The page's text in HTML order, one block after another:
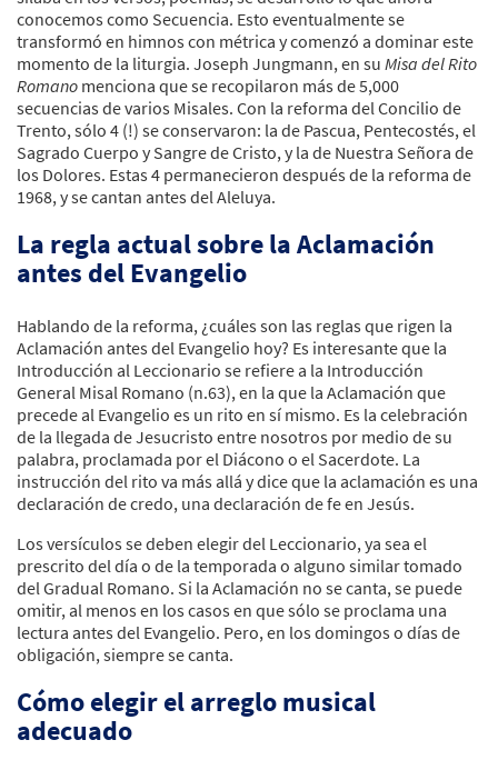
conocemos como Secuencia. Esto eventualmente se
transformó en himnos con métrica y comenzó a dominar este
momento de la liturgia. Joseph Jungmann, en su Misa del Rito
Romano menciona que se recopilaron más de 5,000
secuencias de varios Misales. Con la reforma del Concilio de
Trento, sólo 4 (!) se conservaron: la de Pascua, Pentecostés, el
Sagrado Cuerpo y Sangre de Cristo, y la de Nuestra Señora de
los Dolores. Estas 4 permanecieron después de la reforma de
1968, y se cantan antes del Aleluya.
La regla actual sobre la Aclamación
antes del Evangelio
Hablando de la reforma, ¿cuáles son las reglas que rigen la
Aclamación antes del Evangelio hoy? Es interesante que la
Introducción al Leccionario se refiere a la Introducción
General Misal Romano (n.63), en la que la Aclamación que
precede al Evangelio es un rito en sí mismo. Es la celebración
de la llegada de Jesucristo entre nosotros por medio de su
palabra, proclamada por el Diácono o el Sacerdote. La
instrucción del rito va más allá y dice que la aclamación es una
declaración de credo, una declaración de fe en Jesús.
Los versículos se deben elegir del Leccionario, ya sea el
prescrito del día o de la temporada o alguno similar tomado
del Gradual Romano. Si la Aclamación no se canta, se puede
omitir, al menos en los casos en que sólo se proclama una
lectura antes del Evangelio. Pero, en los domingos o días de
obligación, siempre se canta.
Cómo elegir el arreglo musical
adecuado